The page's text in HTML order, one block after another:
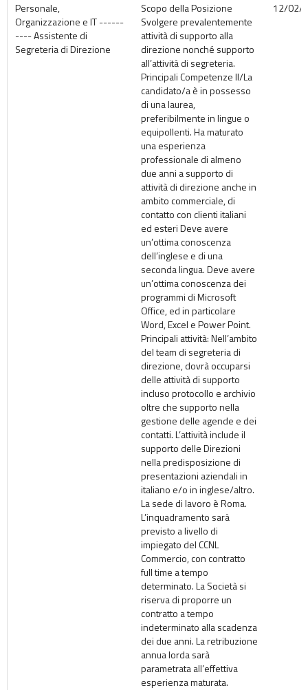
Personale,
Organizzazione e IT ------
---- Assistente di
Segreteria di Direzione
Scopo della Posizione
Svolgere prevalentemente
attività di supporto alla
direzione nonché supporto
all’attività di segreteria.
Principali Competenze Il/La
candidato/a è in possesso
di una laurea,
preferibilmente in lingue o
equipollenti. Ha maturato
una esperienza
professionale di almeno
due anni a supporto di
attività di direzione anche in
ambito commerciale, di
contatto con clienti italiani
ed esteri Deve avere
un’ottima conoscenza
dell’inglese e di una
seconda lingua. Deve avere
un’ottima conoscenza dei
programmi di Microsoft
Office, ed in particolare
Word, Excel e Power Point.
Principali attività: Nell’ambito
del team di segreteria di
direzione, dovrà occuparsi
delle attività di supporto
incluso protocollo e archivio
oltre che supporto nella
gestione delle agende e dei
contatti. L’attività include il
supporto delle Direzioni
nella predisposizione di
presentazioni aziendali in
italiano e/o in inglese/altro.
La sede di lavoro è Roma.
L’inquadramento sarà
previsto a livello di
impiegato del CCNL
Commercio, con contratto
full time a tempo
determinato. La Società si
riserva di proporre un
contratto a tempo
indeterminato alla scadenza
dei due anni. La retribuzione
annua lorda sarà
parametrata all’effettiva
esperienza maturata.
12/02/